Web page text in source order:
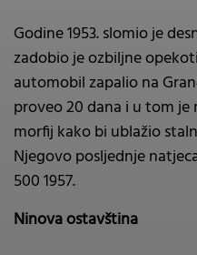
Godine 1953. slomio je
zadobio je ozbiljne
automobil zapalio na
proveo 20 dana i u tom
morfij kako bi ublažio
Njegovo posljednje
500 1957.
Ninova ostavština